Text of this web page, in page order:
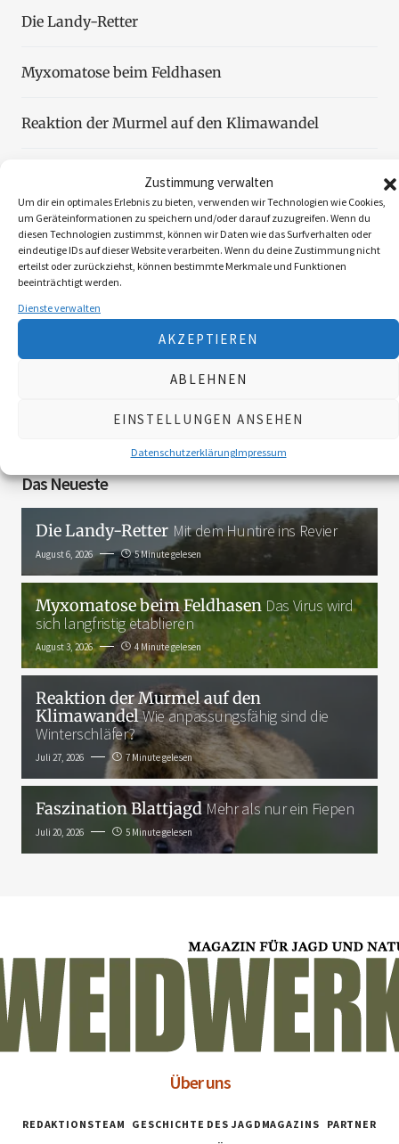
Zustimmung verwalten
Um dir ein optimales Erlebnis zu bieten, verwenden wir Technologien wie Cookies,
um Geräteinformationen zu speichern und/oder darauf zuzugreifen. Wenn du
diesen Technologien zustimmst, können wir Daten wie das Surfverhalten oder
eindeutige IDs auf dieser Website verarbeiten. Wenn du deine Zustimmung nicht
erteilst oder zurückziehst, können bestimmte Merkmale und Funktionen
beeinträchtigt werden.
Dienste verwalten
AKZEPTIEREN
ABLEHNEN
EINSTELLUNGEN ANSEHEN
DatenschutzerklärungImpressum
Die Landy-Retter
Myxomatose beim Feldhasen
Reaktion der Murmel auf den Klimawandel
Faszination Blattjagd
Wildzählung aus der Luft
Das Neueste
Die Landy-Retter Mit dem Huntire ins Revier
August 6, 2026 5 Minute gelesen
Myxomatose beim Feldhasen Das Virus wird
sich langfristig etablieren
August 3, 2026 4 Minute gelesen
Reaktion der Murmel auf den
KlimawandelWie anpassungsfähig sind die
Winterschläfer?
Juli 27, 2026 7 Minute gelesen
Faszination BlattjagdMehr als nur ein Fiepen
Juli 20, 2026 5 Minute gelesen
Über uns
REDAKTIONSTEAM GESCHICHTE DES JAGDMAGAZINS
PARTNER